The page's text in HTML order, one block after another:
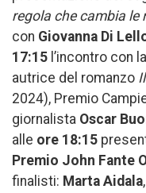
regola che cambia le
con Giovanna Di
17:15 l’incontro con
autrice del romanzo
2024), Premio
giornalista Oscar
alle ore 18:15
Premio John Fante
finalisti: Marta Aidala